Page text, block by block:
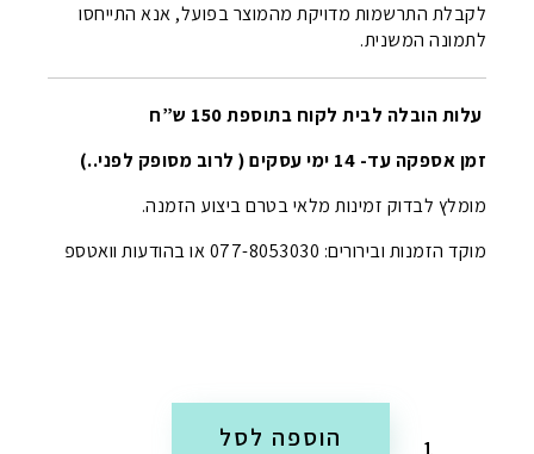
לקבלת התרשמות מדויקת מהמוצר בפועל, אנא התייחסו
לתמונה המשנית.
עלות הובלה לבית לקוח בתוספת 150 ש”ח
זמן אספקה עד- 14 ימי עסקים ( לרוב מסופק לפני..)
מומלץ לבדוק זמינות מלאי בטרם ביצוע הזמנה.
מוקד הזמנות ובירורים: 077-8053030 או בהודעות וואטספ
הוספה לסל